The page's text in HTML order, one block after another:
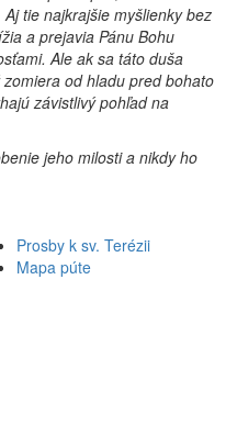
tie najkrajšie myšlien­ky bez
a prejavia Pá­nu Bohu
Ale ak sa táto duša
od hla­du pred bohato
zá­vistlivý pohľad na
jeho milosti a nikdy ho
Prosby k sv. Terézii
Mapa púte